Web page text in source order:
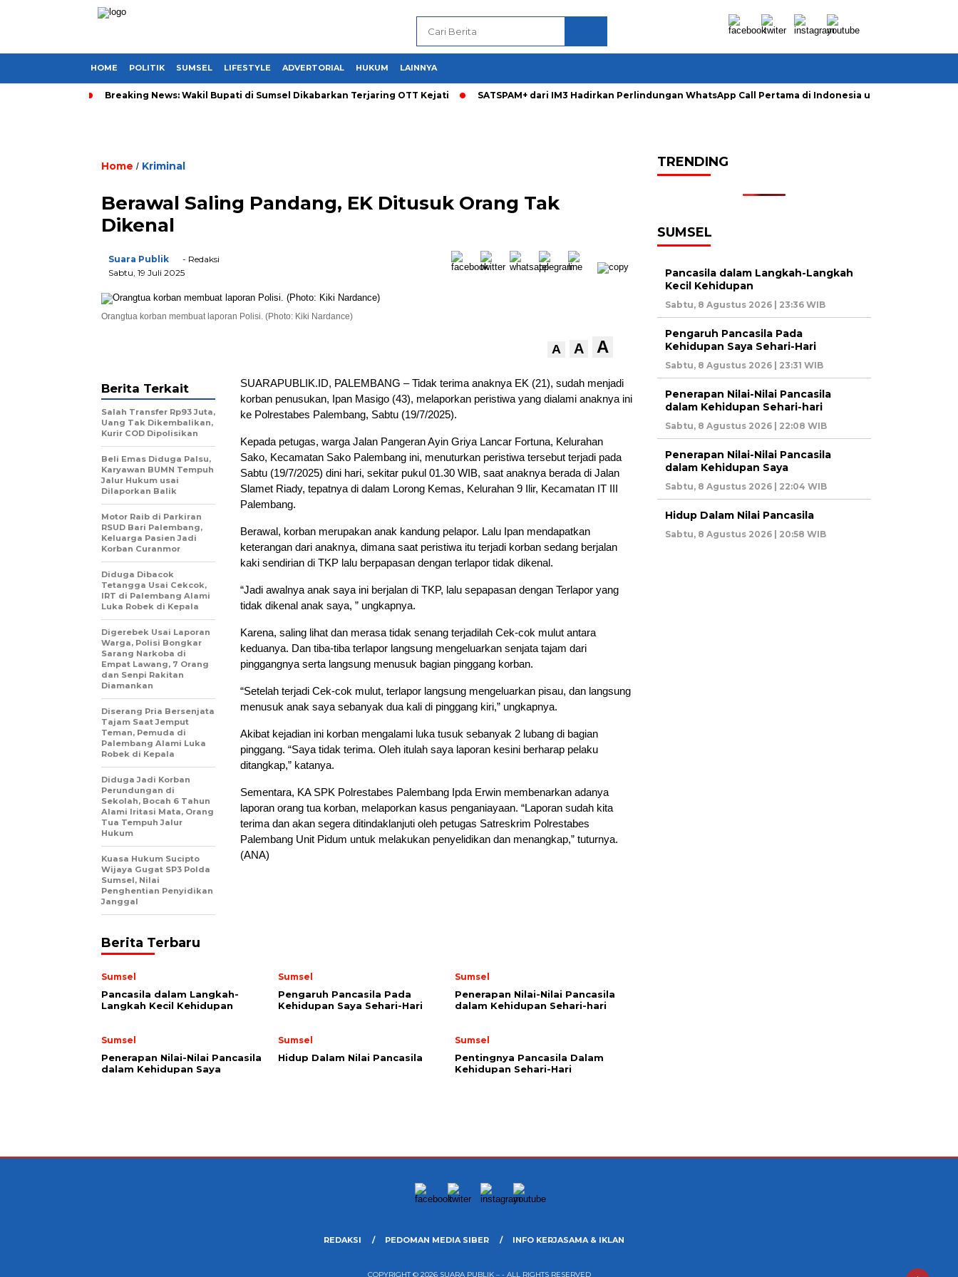
HOME POLITIK SUMSEL LIFESTYLE ADVERTORIAL HUKUM LAINNYA
Breaking News: Wakil Bupati di Sumsel Dikabarkan Terjaring OTT Kejati SATSPAM+ dari IM3 Hadirkan Perlindungan WhatsApp Call Pertama di Indonesia untuk Amankan
Home / Kriminal
Berawal Saling Pandang, EK Ditusuk Orang Tak
Dikenal
Suara Publik
- Redaksi
Sabtu, 19 Juli 2025
Orangtua korban membuat laporan Polisi. (Photo: Kiki Nardance)
A A A
SUARAPUBLIK.ID, PALEMBANG – Tidak terima anaknya EK (21), sudah menjadi
korban penusukan, Ipan Masigo (43), melaporkan peristiwa yang dialami anaknya ini
ke Polrestabes Palembang, Sabtu (19/7/2025).
Kepada petugas, warga Jalan Pangeran Ayin Griya Lancar Fortuna, Kelurahan
Sako, Kecamatan Sako Palembang ini, menuturkan peristiwa tersebut terjadi pada
Sabtu (19/7/2025) dini hari, sekitar pukul 01.30 WIB, saat anaknya berada di Jalan
Slamet Riady, tepatnya di dalam Lorong Kemas, Kelurahan 9 Ilir, Kecamatan IT III
Palembang.
Berawal, korban merupakan anak kandung pelapor. Lalu Ipan mendapatkan
keterangan dari anaknya, dimana saat peristiwa itu terjadi korban sedang berjalan
kaki sendirian di TKP lalu berpapasan dengan terlapor tidak dikenal.
“Jadi awalnya anak saya ini berjalan di TKP, lalu sepapasan dengan Terlapor yang
tidak dikenal anak saya, ” ungkapnya.
Karena, saling lihat dan merasa tidak senang terjadilah Cek-cok mulut antara
keduanya. Dan tiba-tiba terlapor langsung mengeluarkan senjata tajam dari
pinggangnya serta langsung menusuk bagian pinggang korban.
“Setelah terjadi Cek-cok mulut, terlapor langsung mengeluarkan pisau, dan langsung
menusuk anak saya sebanyak dua kali di pinggang kiri,” ungkapnya.
Akibat kejadian ini korban mengalami luka tusuk sebanyak 2 lubang di bagian
pinggang. “Saya tidak terima. Oleh itulah saya laporan kesini berharap pelaku
ditangkap,” katanya.
Sementara, KA SPK Polrestabes Palembang Ipda Erwin membenarkan adanya
laporan orang tua korban, melaporkan kasus penganiayaan. “Laporan sudah kita
terima dan akan segera ditindaklanjuti oleh petugas Satreskrim Polrestabes
Palembang Unit Pidum untuk melakukan penyelidikan dan menangkap,” tuturnya.
(ANA)
Berita Terkait
Salah Transfer Rp93 Juta,
Uang Tak Dikembalikan,
Kurir COD Dipolisikan
Beli Emas Diduga Palsu,
Karyawan BUMN Tempuh
Jalur Hukum usai
Dilaporkan Balik
Motor Raib di Parkiran
RSUD Bari Palembang,
Keluarga Pasien Jadi
Korban Curanmor
Diduga Dibacok
Tetangga Usai Cekcok,
IRT di Palembang Alami
Luka Robek di Kepala
Digerebek Usai Laporan
Warga, Polisi Bongkar
Sarang Narkoba di
Empat Lawang, 7 Orang
dan Senpi Rakitan
Diamankan
Diserang Pria Bersenjata
Tajam Saat Jemput
Teman, Pemuda di
Palembang Alami Luka
Robek di Kepala
Diduga Jadi Korban
Perundungan di
Sekolah, Bocah 6 Tahun
Alami Iritasi Mata, Orang
Tua Tempuh Jalur
Hukum
Kuasa Hukum Sucipto
Wijaya Gugat SP3 Polda
Sumsel, Nilai
Penghentian Penyidikan
Janggal
Berita Terbaru
Sumsel
Pancasila dalam Langkah-
Langkah Kecil Kehidupan
Sumsel
Pengaruh Pancasila Pada
Kehidupan Saya Sehari-Hari
Sumsel
Penerapan Nilai-Nilai Pancasila
dalam Kehidupan Sehari-hari
Sumsel
Penerapan Nilai-Nilai Pancasila
dalam Kehidupan Saya
Sumsel
Hidup Dalam Nilai Pancasila
Sumsel
Pentingnya Pancasila Dalam
Kehidupan Sehari-Hari
TRENDING
SUMSEL
Pancasila dalam Langkah-Langkah
Kecil Kehidupan
Sabtu, 8 Agustus 2026 | 23:36 WIB
Pengaruh Pancasila Pada
Kehidupan Saya Sehari-Hari
Sabtu, 8 Agustus 2026 | 23:31 WIB
Penerapan Nilai-Nilai Pancasila
dalam Kehidupan Sehari-hari
Sabtu, 8 Agustus 2026 | 22:08 WIB
Penerapan Nilai-Nilai Pancasila
dalam Kehidupan Saya
Sabtu, 8 Agustus 2026 | 22:04 WIB
Hidup Dalam Nilai Pancasila
Sabtu, 8 Agustus 2026 | 20:58 WIB
REDAKSI PEDOMAN MEDIA SIBER INFO KERJASAMA & IKLAN
COPYRIGHT © 2026 SUARA PUBLIK – - ALL RIGHTS RESERVED